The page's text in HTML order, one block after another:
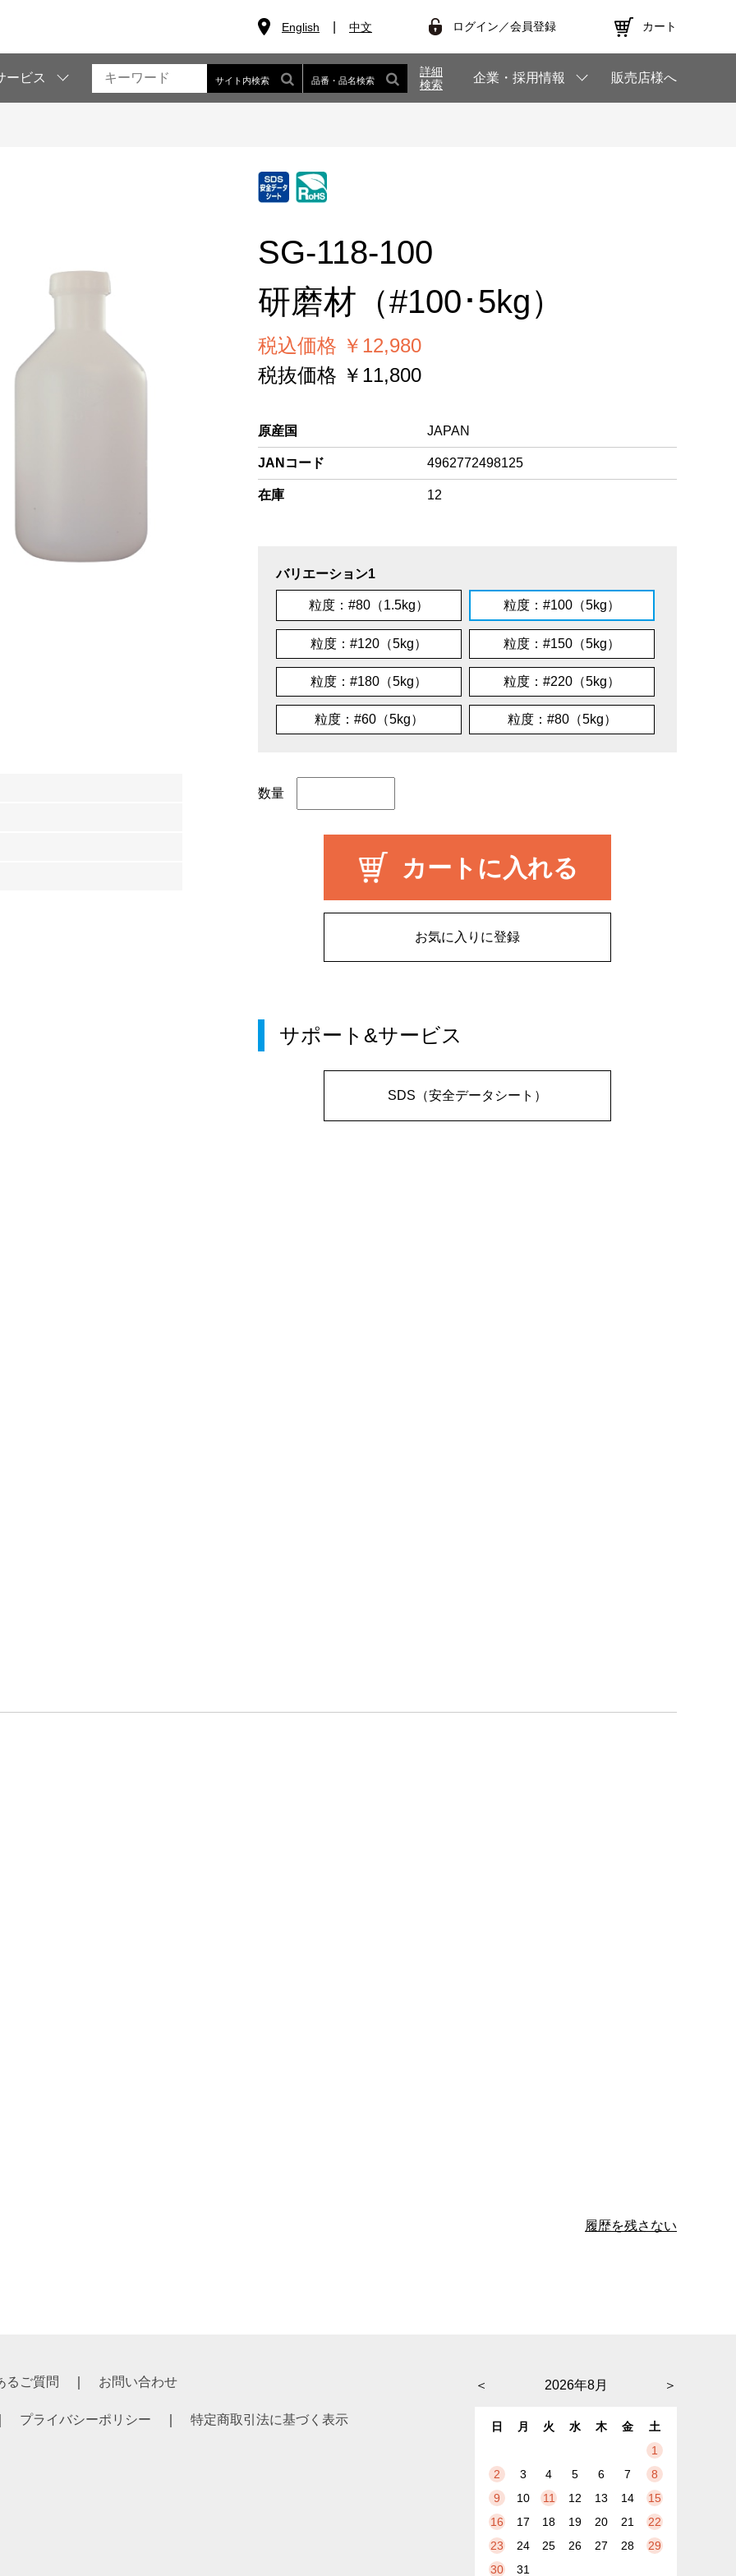
English 中文 ログイン／会員登録 カート
ービス サイト内検索 品番・品名検索
詳細
検索
企業・採用情報 販売店様へ
SG-118-100
研磨材（#100･5kg）
税込価格 ￥12,980
税抜価格 ￥11,800
原産国 JAPAN
JANコード 4962772498125
在庫 12
バリエーション1
粒度：#80（1.5kg） 粒度：#100（5kg）
粒度：#120（5kg） 粒度：#150（5kg）
粒度：#180（5kg） 粒度：#220（5kg）
粒度：#60（5kg） 粒度：#80（5kg）
数量
カートに入れる
お気に入りに登録
サポート&サービス
SDS（安全データシート）
履歴を残さない
るご質問 お問い合わせ
プライバシーポリシー 特定商取引法に基づく表示
＜ ＞
2026年8月
日 月 火 水 木 金
土
1
2
3 4 5 6 7
8
9
10 11 12 13 14
15
16
17 18 19 20 21
22
23
24 25 26 27 28
29
30
31